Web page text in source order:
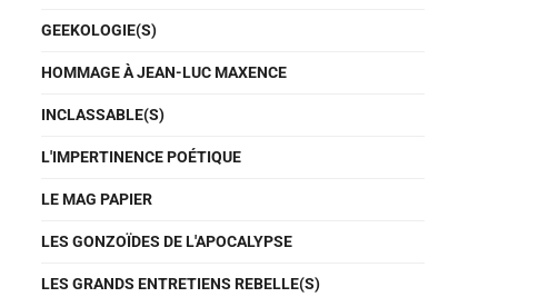
GEEKOLOGIE(S)
HOMMAGE À JEAN-LUC MAXENCE
INCLASSABLE(S)
L'IMPERTINENCE POÉTIQUE
LE MAG PAPIER
LES GONZOÏDES DE L'APOCALYPSE
LES GRANDS ENTRETIENS REBELLE(S)